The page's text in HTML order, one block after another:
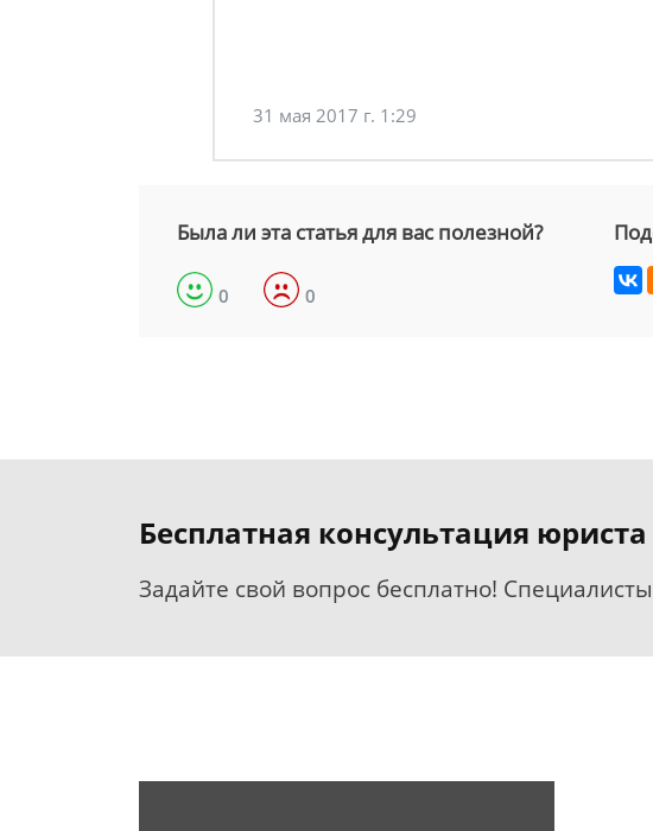
31 мая 2017 г. 1:29
Была ли эта статья для вас полезной?
0 0
Бесплатная консультация юриста
Задайте свой вопрос бесплатно!